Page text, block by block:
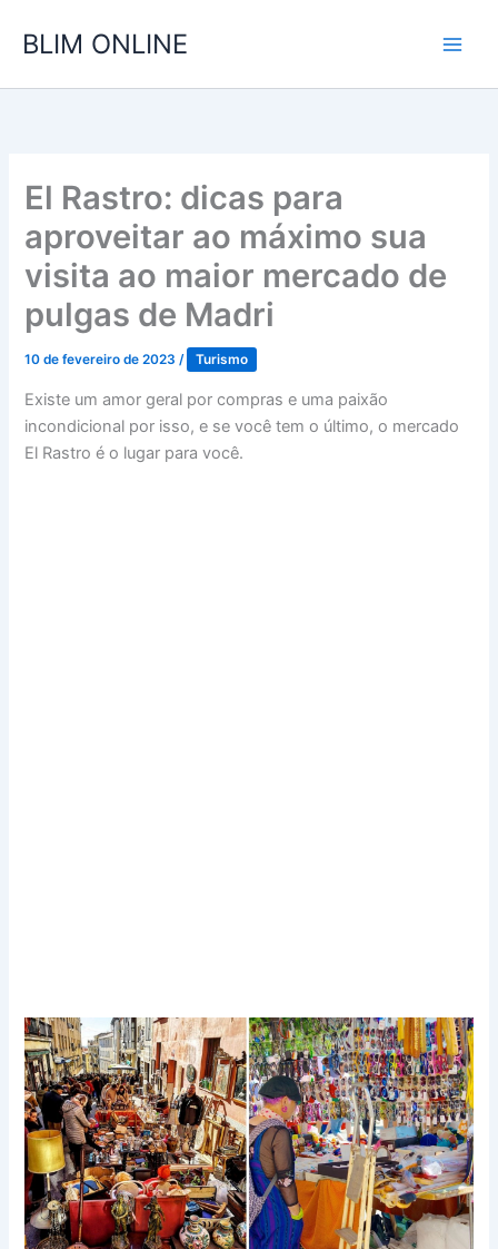
para
conteúdo
BLIM ONLINE
El Rastro: dicas para
aproveitar ao máximo sua
visita ao maior mercado de
pulgas de Madri
10 de fevereiro de 2023/ Turismo
Existe um amor geral por compras e uma paixão
incondicional por isso, e se você tem o último, o mercado
El Rastro é o lugar para você.